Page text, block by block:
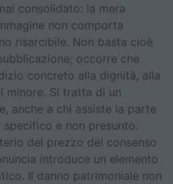
consolidato: la mera
non comporta
risarcibile. Non basta cioè
occorre che
concreto alla dignità, alla
minore. Si tratta di un
anche a chi assiste la parte
e non presunto.
del prezzo del consenso
introduce un elemento
Il danno patrimoniale non